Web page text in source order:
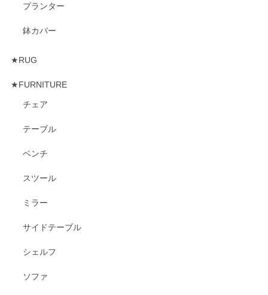
プランター
鉢カバー
★RUG
★FURNITURE
チェア
テーブル
ベンチ
スツール
ミラー
サイドテーブル
シェルフ
ソファ